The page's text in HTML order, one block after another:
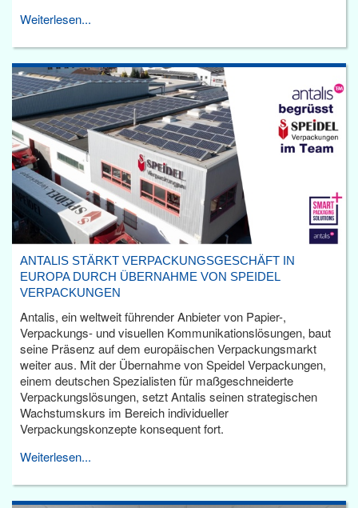
Weiterlesen...
ANTALIS STÄRKT VERPACKUNGSGESCHÄFT IN
EUROPA DURCH ÜBERNAHME VON SPEIDEL
VERPACKUNGEN
Antalis, ein weltweit führender Anbieter von Papier-,
Verpackungs- und visuellen Kommunikationslösungen, baut
seine Präsenz auf dem europäischen Verpackungsmarkt
weiter aus. Mit der Übernahme von Speidel Verpackungen,
einem deutschen Spezialisten für maßgeschneiderte
Verpackungslösungen, setzt Antalis seinen strategischen
Wachstumskurs im Bereich individueller
Verpackungskonzepte konsequent fort.
Weiterlesen...